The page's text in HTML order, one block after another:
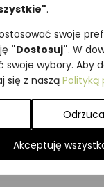
.
swoje
"Dostosuj". W
swoje wybory. Aby
się z naszą Polityką
Akceptuję
PTAKI
VAT